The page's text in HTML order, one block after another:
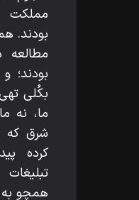
مملكت
بودند.
بودند؛
بكُلى
ما، نه
شرق كه
كرده
همچو به